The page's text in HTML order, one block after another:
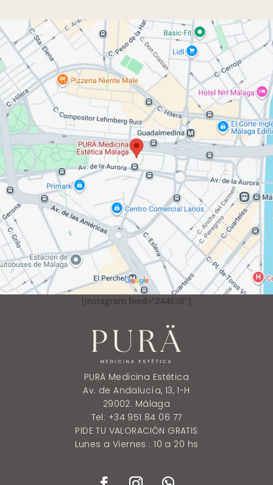
[instagram feed="244638"]
PURÄ Medicina Estética
Av. de Andalucía, 13, 1-H
29002. Málaga
Tel: +34 951 84 06 77
PIDE TU VALORACIÓN GRATIS
Lunes a Viernes : 10 a 20 hs